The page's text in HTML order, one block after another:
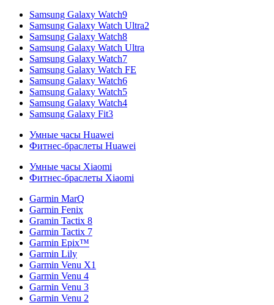
Samsung Galaxy Watch9
Samsung Galaxy Watch Ultra2
Samsung Galaxy Watch8
Samsung Galaxy Watch Ultra
Samsung Galaxy Watch7
Samsung Galaxy Watch FE
Samsung Galaxy Watch6
Samsung Galaxy Watch5
Samsung Galaxy Watch4
Samsung Galaxy Fit3
Умные часы Huawei
Фитнес-браслеты Huawei
Умные часы Xiaomi
Фитнес-браслеты Xiaomi
Garmin MarQ
Garmin Fenix
Gramin Tactix 8
Garmin Tactix 7
Garmin Epix™
Garmin Lily
Garmin Venu X1
Garmin Venu 4
Garmin Venu 3
Garmin Venu 2